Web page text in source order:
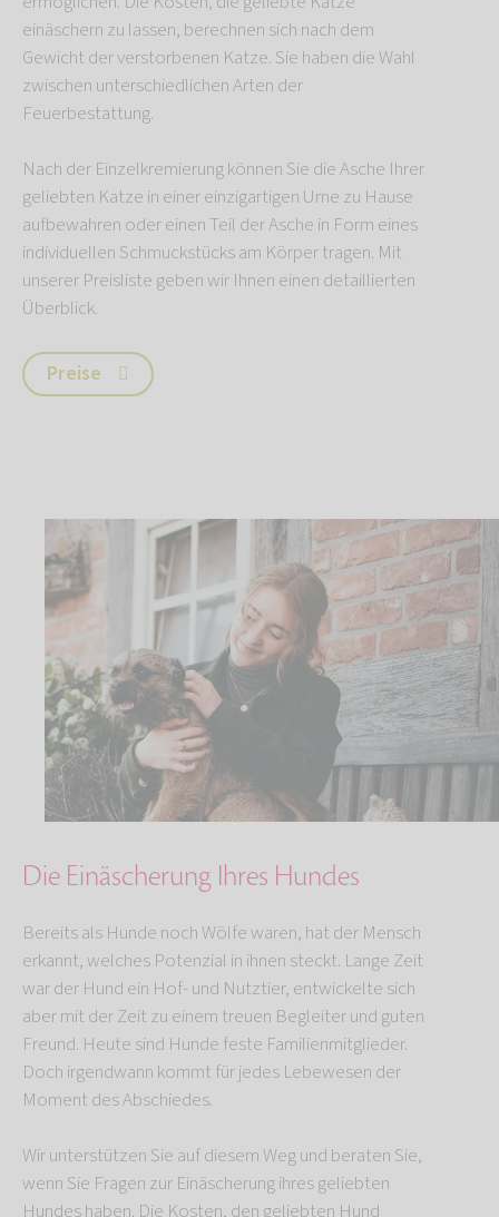
einäschern zu lassen, berechnen sich nach dem
Gewicht der verstorbenen Katze. Sie haben die Wahl
zwischen unterschiedlichen Arten der
Feuerbestattung.
Nach der Einzelkremierung können Sie die Asche Ihrer
geliebten Katze in einer einzigartigen Urne zu Hause
aufbewahren oder einen Teil der Asche in Form eines
individuellen Schmuckstücks am Körper tragen. Mit
unserer Preisliste geben wir Ihnen einen detaillierten
Überblick.
Preise
Die Einäscherung Ihres Hundes
Bereits als Hunde noch Wölfe waren, hat der Mensch
erkannt, welches Potenzial in ihnen steckt. Lange Zeit
war der Hund ein Hof- und Nutztier, entwickelte sich
aber mit der Zeit zu einem treuen Begleiter und guten
Freund. Heute sind Hunde feste Familienmitglieder.
Doch irgendwann kommt für jedes Lebewesen der
Moment des Abschiedes.
Wir unterstützen Sie auf diesem Weg und beraten Sie,
wenn Sie Fragen zur Einäscherung ihres geliebten
Hundes haben. Die Kosten, den geliebten Hund